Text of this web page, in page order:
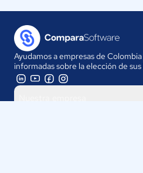
Ayudamos a empresas de
informadas sobre la elección de